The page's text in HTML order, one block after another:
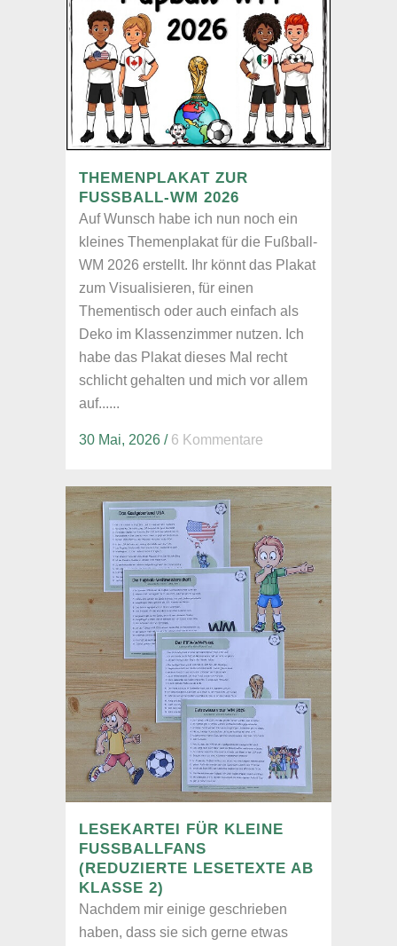
THEMENPLAKAT ZUR
FUSSBALL-WM 2026
Auf Wunsch habe ich nun noch ein
kleines Themenplakat für die Fußball-
WM 2026 erstellt. Ihr könnt das Plakat
zum Visualisieren, für einen
Thementisch oder auch einfach als
Deko im Klassenzimmer nutzen. Ich
habe das Plakat dieses Mal recht
schlicht gehalten und mich vor allem
auf......
30 Mai, 2026 / 6 Kommentare
LESEKARTEI FÜR KLEINE
FUSSBALLFANS (
REDUZIERTE LESETEXTE AB K
LASSE 2)
Nachdem mir einige geschrieben
haben, dass sie sich gerne etwas